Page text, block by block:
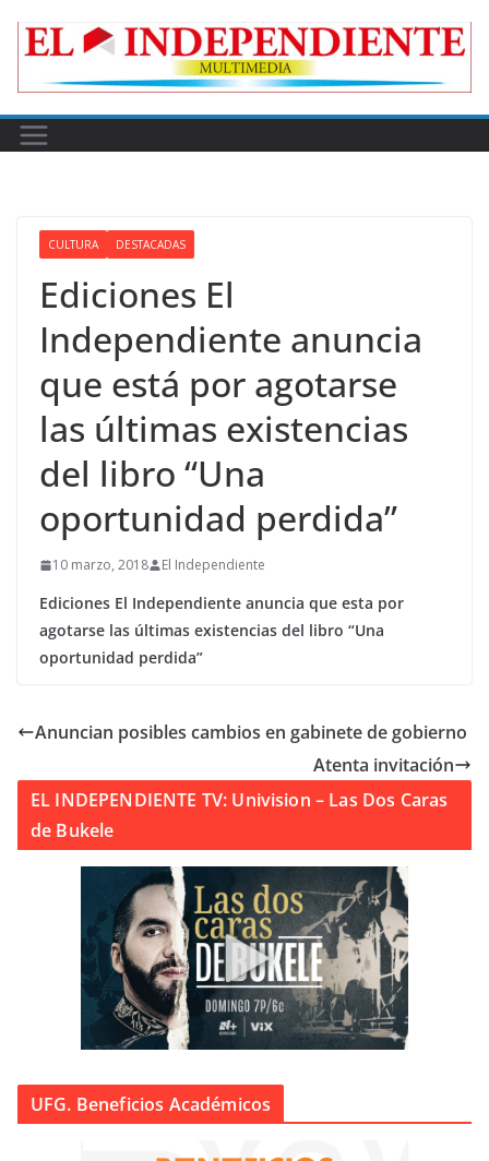
CULTURA DESTACADAS
Ediciones El
Independiente anuncia
que está por agotarse
las últimas existencias
del libro “Una
oportunidad perdida”
10 marzo, 2018 El Independiente
Ediciones El Independiente anuncia que esta por
agotarse las últimas existencias del libro “Una
oportunidad perdida”
Anuncian posibles cambios en gabinete de gobierno
Atenta invitación
EL INDEPENDIENTE TV: Univision – Las Dos Caras
de Bukele
UFG. Beneficios Académicos